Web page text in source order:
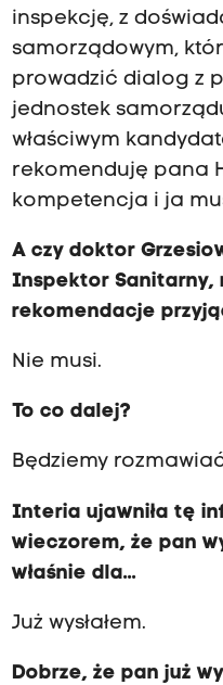
inspekcję, z
samorządowym,
prowadzić dialog z
jednostek
właściwym
rekomenduję pana
kompetencja i ja
A czy doktor
Inspektor Sanitarny,
rekomendacje
Nie musi.
To co dalej?
Będziemy
Interia ujawniła tę
wieczorem, że pan
właśnie dla...
Już wysłałem.
Dobrze, że pan już